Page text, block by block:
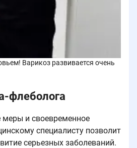
Варикоз развивается очень
флеболога
и своевременное
специалисту позволит
серьезных заболеваний.